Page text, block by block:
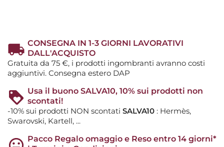
CONSEGNA IN 1-3 GIORNI LAVORATIVI
DALL'ACQUISTO
Gratuita da 75 €, i prodotti ingombranti avranno costi
aggiuntivi. Consegna estero DAP
Usa il buono SALVA10, 10% sui prodotti non
scontati!
-10% sui prodotti NON scontati SALVA10 : Hermès,
Swarovski, Kartell, ...
Pacco Regalo omaggio e Reso entro 14 giorni*